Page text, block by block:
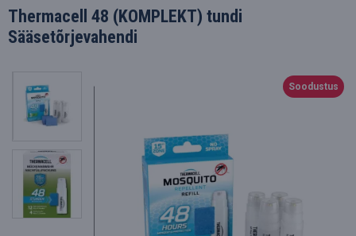
Thermacell 48 (KOMPLEKT) tundi
Sääsetõrjevahendi
Soodustus